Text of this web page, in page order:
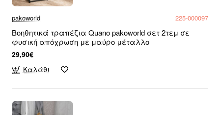
pakoworld 225-000097
Βοηθητικά τραπέζια Quano pakoworld σετ 2τεμ σε
φυσική απόχρωση με μαύρο μέταλλο
29,90€
Καλάθι